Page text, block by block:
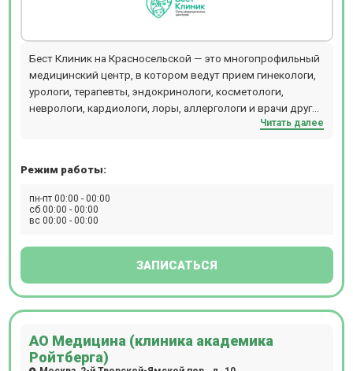
Бест Клиник на Красносельской — это многопрофильный
медицинский центр, в котором ведут прием гинекологи,
урологи, терапевты, эндокринологи, косметологи,
неврологи, кардиологи, лоры, аллергологи и врачи других
специальностей. Центр объединяет стационар,
физиотерапии, косметологии, пластической хирургии,
диагностическом отделении можно пройти КТ, МРТ
рентген, разные виды УЗИ, сдать экспресс-анализы
оборудование - аппарат ИВЛ Dixion, LigaSure, PLASMAJET,
Компьютерная томография проводится на томографе
SIEMENS SOMATOM go.Up. Магнитно-резонансная
Читать далее
Режим работы:
пн-пт 00:00 - 00:00
сб 00:00 - 00:00
вс 00:00 - 00:00
ЗАПИСАТЬСЯ
АО Медицина (клиника академика
Ройтберга)